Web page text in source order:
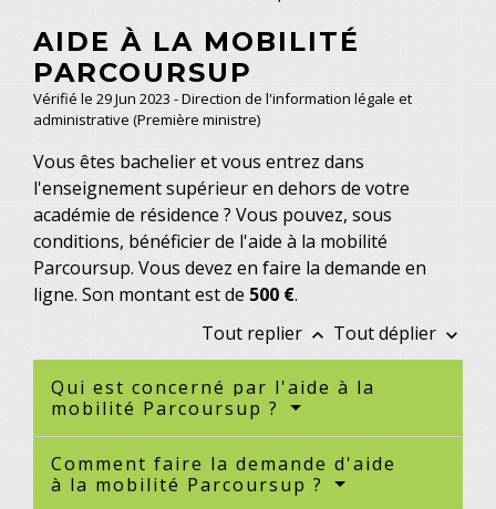
AIDE À LA MOBILITÉ
PARCOURSUP
Vérifié le 29 Jun 2023 - Direction de l'information légale et
administrative (Première ministre)
Vous êtes bachelier et vous entrez dans
l'enseignement supérieur en dehors de votre
académie de résidence ? Vous pouvez, sous
conditions, bénéficier de l'aide à la mobilité
Parcoursup. Vous devez en faire la demande en
ligne. Son montant est de 500 €.
Tout replier keyboard_arrow_up Tout déplier keyboard_arrow_down
Qui est concerné par l'aide à la
mobilité Parcoursup ?
Comment faire la demande d'aide
à la mobilité Parcoursup ?